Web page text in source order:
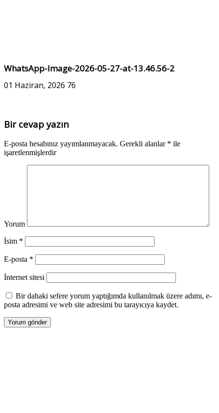
WhatsApp-Image-2026-05-27-at-13.46.56-2
01 Haziran, 2026 76
Bir cevap yazın
E-posta hesabınız yayımlanmayacak. Gerekli alanlar * ile
işaretlenmişlerdir
Yorum
İsim *
E-posta *
İnternet sitesi
Bir dahaki sefere yorum yaptığımda kullanılmak üzere adımı, e-
posta adresimi ve web site adresimi bu tarayıcıya kaydet.